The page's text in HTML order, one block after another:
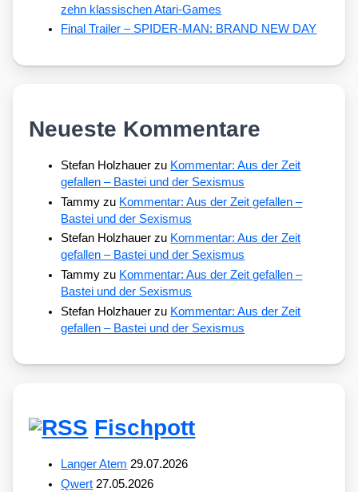
zehn klassischen Atari-Games
Final Trailer – SPIDER-MAN: BRAND NEW DAY
Neueste Kommentare
Stefan Holzhauer zu Kommentar: Aus der Zeit
gefallen – Bastei und der Sexismus
Tammy zu Kommentar: Aus der Zeit gefallen –
Bastei und der Sexismus
Stefan Holzhauer zu Kommentar: Aus der Zeit
gefallen – Bastei und der Sexismus
Tammy zu Kommentar: Aus der Zeit gefallen –
Bastei und der Sexismus
Stefan Holzhauer zu Kommentar: Aus der Zeit
gefallen – Bastei und der Sexismus
Fischpott
Langer Atem 29.07.2026
Qwert 27.05.2026